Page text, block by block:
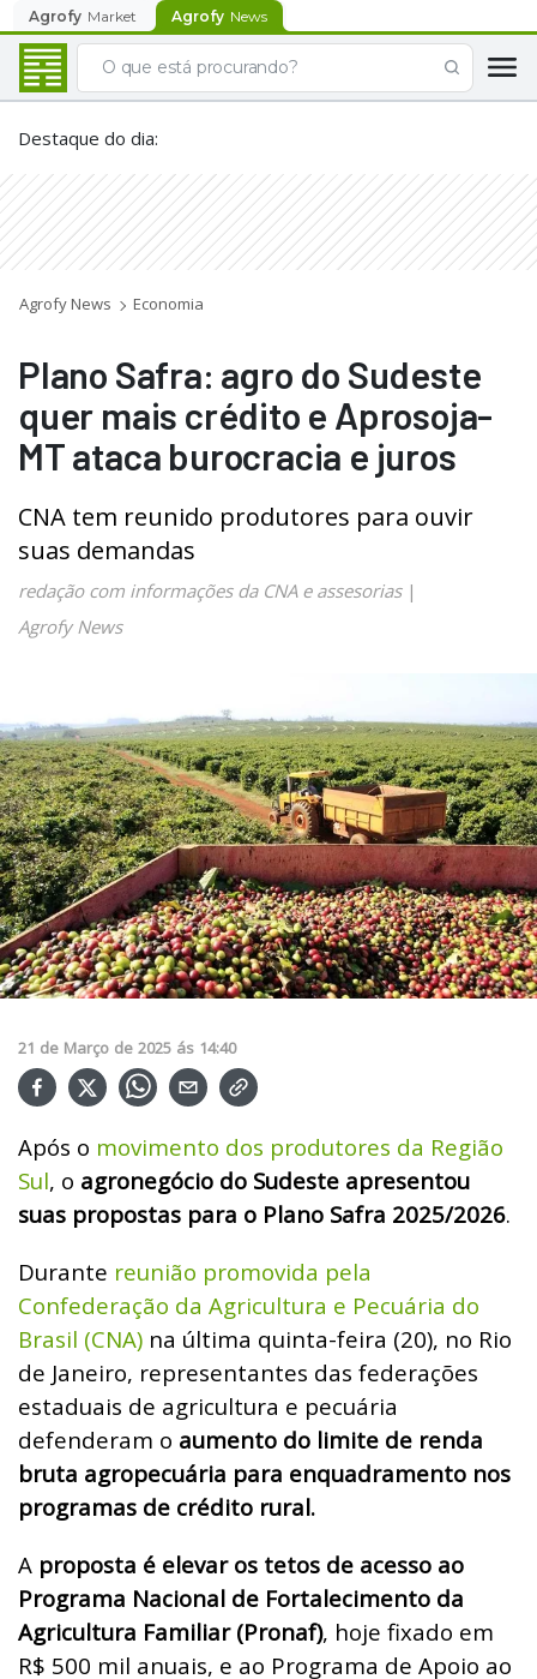
Agrofy Market Agrofy News
Destaque do dia:
Agrofy News Economia
Plano Safra: agro do Sudeste
quer mais crédito e Aprosoja-
MT ataca burocracia e juros
CNA tem reunido produtores para ouvir
suas demandas
redação com informações da CNA e assesorias|
Agrofy News
21 de Março de 2025 ás 14:40
Após o movimento dos produtores da Região
Sul, o agronegócio do Sudeste apresentou
suas propostas para o Plano Safra 2025/2026.
Durante reunião promovida pela
Confederação da Agricultura e Pecuária do
Brasil (CNA) na última quinta-feira (20), no Rio
de Janeiro, representantes das federações
estaduais de agricultura e pecuária
defenderam o aumento do limite de renda
bruta agropecuária para enquadramento nos
programas de crédito rural.
A proposta é elevar os tetos de acesso ao
Programa Nacional de Fortalecimento da
Agricultura Familiar (Pronaf), hoje fixado em
R$ 500 mil anuais, e ao Programa de Apoio ao